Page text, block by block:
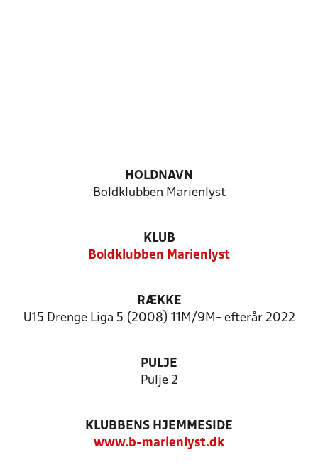
HOLDNAVN
Boldklubben Marienlyst
KLUB
Boldklubben Marienlyst
RÆKKE
U15 Drenge Liga 5 (2008) 11M/9M- efterår 2022
PULJE
Pulje 2
KLUBBENS HJEMMESIDE
www.b-marienlyst.dk